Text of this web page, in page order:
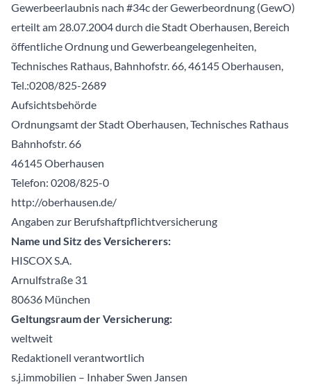
Gewerbeerlaubnis nach #34c der Gewerbeordnung (GewO)
erteilt am 28.07.2004 durch die Stadt Oberhausen, Bereich
öffentliche Ordnung und Gewerbeangelegenheiten,
Technisches Rathaus, Bahnhofstr. 66, 46145 Oberhausen,
Tel.:0208/825-2689
Aufsichtsbehörde
Ordnungsamt der Stadt Oberhausen, Technisches Rathaus
Bahnhofstr. 66
46145 Oberhausen
Telefon: 0208/825-0
http://oberhausen.de/
Angaben zur Berufshaftpflichtversicherung
Name und Sitz des Versicherers:
HISCOX S.A.
Arnulfstraße 31
80636 München
Geltungsraum der Versicherung:
weltweit
Redaktionell verantwortlich
s.j.immobilien – Inhaber Swen Jansen